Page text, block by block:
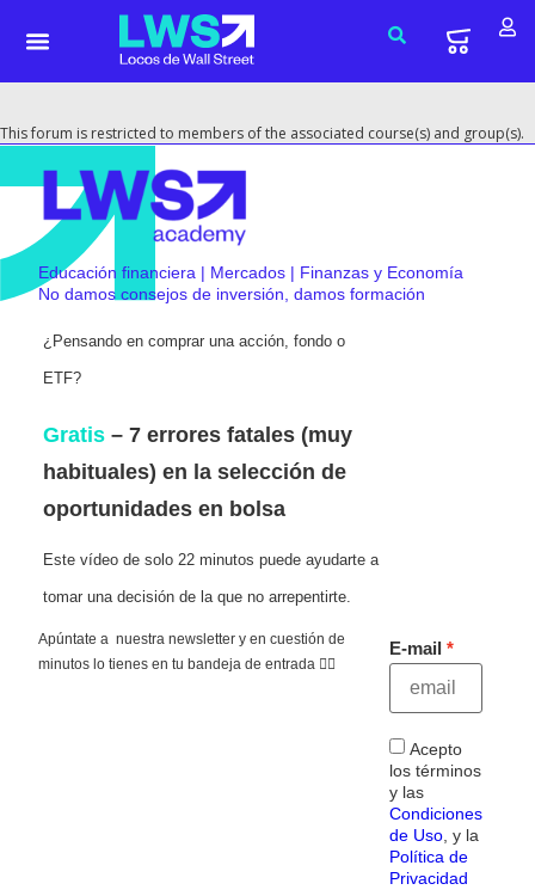
This forum is restricted to members of the associated course(s) and group(s).
Educación financiera | Mercados | Finanzas y Economía
No damos consejos de inversión, damos formación
¿Pensando en comprar una acción, fondo o
ETF?
Gratis – 7 errores fatales (muy
habituales) en la selección de
oportunidades en bolsa
Este vídeo de solo 22 minutos puede ayudarte a
tomar una decisión de la que no arrepentirte.
Apúntate a nuestra newsletter y en cuestión de
minutos lo tienes en tu bandeja de entrada 👇🏻
E-mail
Acepto
los términos
y las
Condiciones
de Uso, y la
Política de
Privacidad